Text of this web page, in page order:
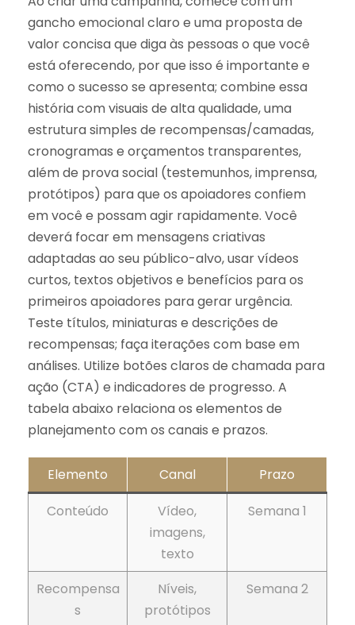
gancho emocional claro e uma proposta de
valor concisa que diga às pessoas o que você
está oferecendo, por que isso é importante e
como o sucesso se apresenta; combine essa
história com visuais de alta qualidade, uma
estrutura simples de recompensas/camadas,
cronogramas e orçamentos transparentes,
além de prova social (testemunhos, imprensa,
protótipos) para que os apoiadores confiem
em você e possam agir rapidamente. Você
deverá focar em mensagens criativas
adaptadas ao seu público-alvo, usar vídeos
curtos, textos objetivos e benefícios para os
primeiros apoiadores para gerar urgência.
Teste títulos, miniaturas e descrições de
recompensas; faça iterações com base em
análises. Utilize botões claros de chamada para
ação (CTA) e indicadores de progresso. A
tabela abaixo relaciona os elementos de
planejamento com os canais e prazos.
Elemento Canal
Prazo
Conteúdo
Vídeo,
imagens,
texto
Semana 1
Recompensa
s
Níveis,
protótipos
Semana 2